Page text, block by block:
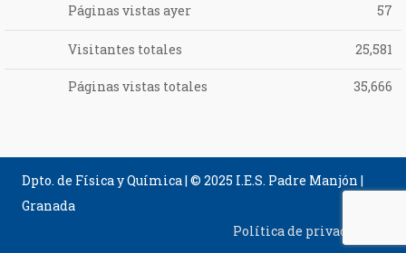
Páginas vistas ayer 57
Visitantes totales 25,581
Páginas vistas totales 35,666
Dpto. de Física y Química | © 2025 I.E.S. Padre Manjón |
Granada
Política de privacidad